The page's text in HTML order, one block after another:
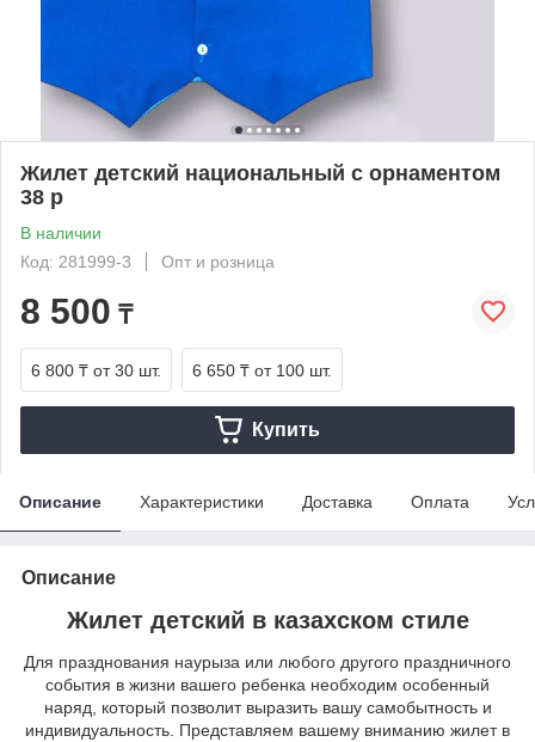
Жилет детский национальный с орнаментом
38 р
В наличии
Код: 281999-3
Опт и розница
8 500 ₸
6 800 ₸ от 30 шт. 6 650 ₸ от 100 шт.
Купить
Описание Характеристики Доставка Оплата
Описание
Жилет детский в казахском стиле
Для празднования наурыза или любого другого праздничного
события в жизни вашего ребенка необходим особенный
наряд, который позволит выразить вашу самобытность и
индивидуальность. Представляем вашему вниманию жилет в